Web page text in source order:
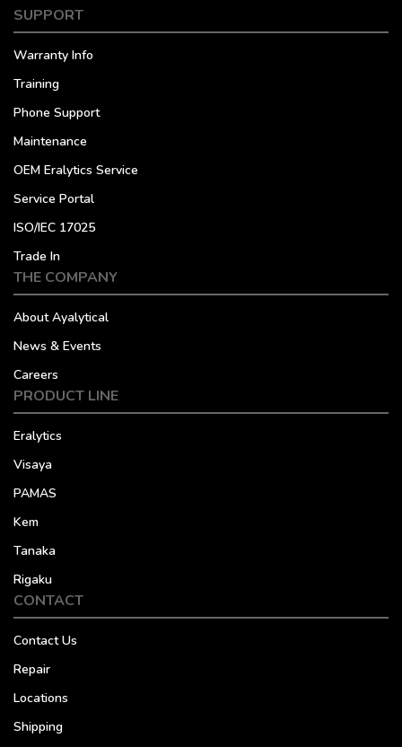
SUPPORT
Warranty Info
Training
Phone Support
Maintenance
OEM Eralytics Service
Service Portal
ISO/IEC 17025
Trade In
THE COMPANY
About Ayalytical
News & Events
Careers
PRODUCT LINE
Eralytics
Visaya
PAMAS
Kem
Tanaka
Rigaku
CONTACT
Contact Us
Repair
Locations
Shipping